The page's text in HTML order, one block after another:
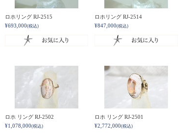
ロホリング RJ-2515
¥693,000(税込)
ロホリング RJ-2514
¥847,000(税込)
ロホ リング RJ-2502
¥1,078,000(税込)
ロホ リング RJ-2501
¥2,772,000(税込)